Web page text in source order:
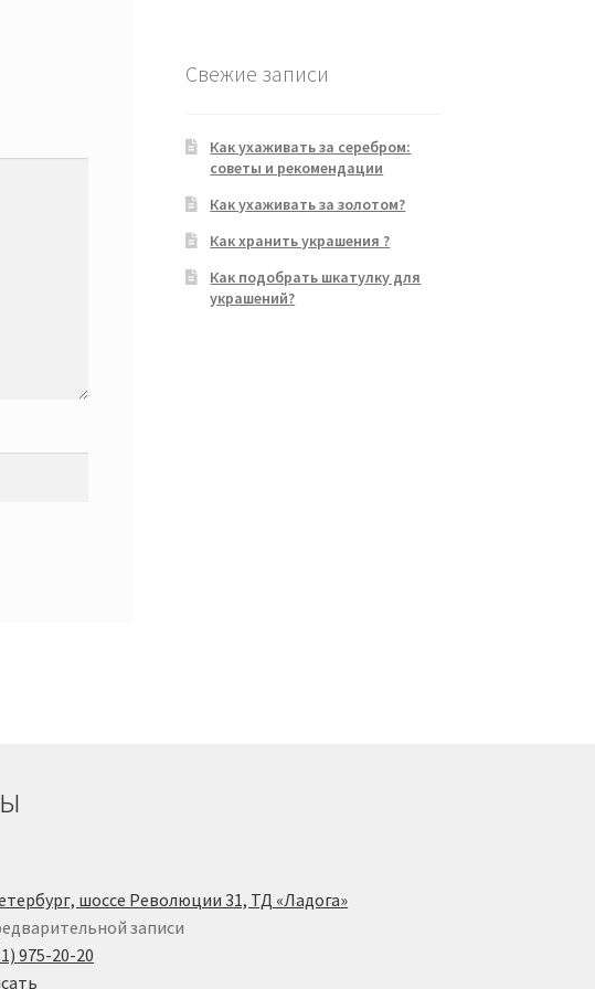
Свежие записи
Как ухаживать за серебром:
советы и рекомендации
Как ухаживать за золотом?
Как хранить украшения ?
Как подобрать шкатулку для
украшений?
шоссе Революции 31, ТД «Ладога»
записи
975-20-20